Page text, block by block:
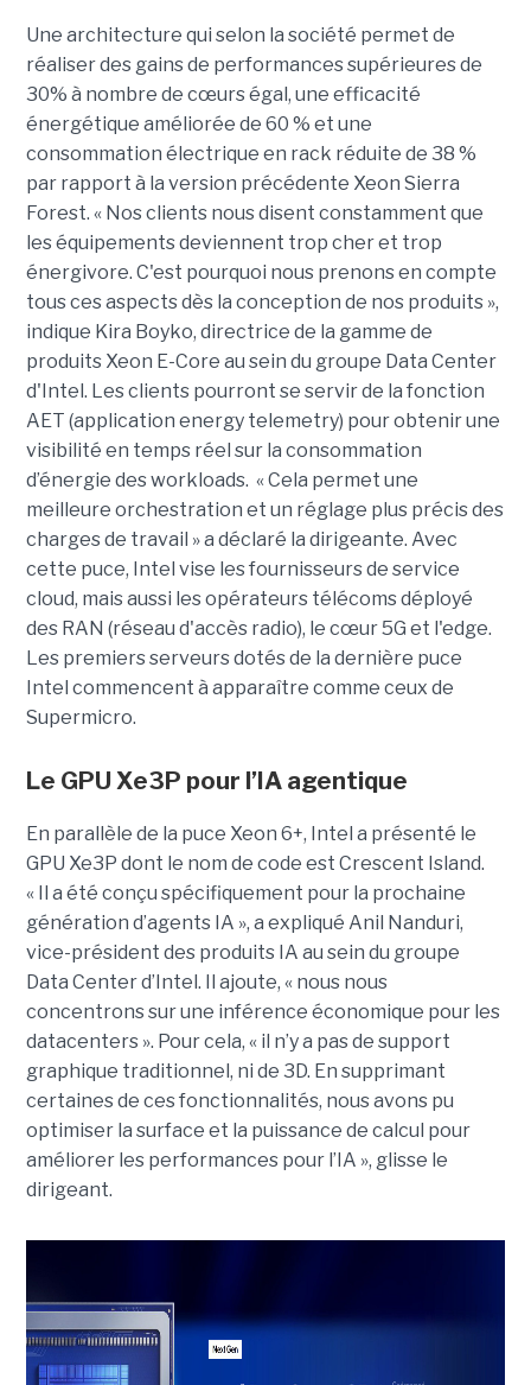
Une architecture qui selon la société permet de
réaliser des gains de performances supérieures de
30% à nombre de cœurs égal, une efficacité
énergétique améliorée de 60 % et une
consommation électrique en rack réduite de 38 %
par rapport à la version précédente Xeon Sierra
Forest. « Nos clients nous disent constamment que
les équipements deviennent trop cher et trop
énergivore. C'est pourquoi nous prenons en compte
tous ces aspects dès la conception de nos produits »,
indique Kira Boyko, directrice de la gamme de
produits Xeon E-Core au sein du groupe Data Center
d'Intel. Les clients pourront se servir de la fonction
AET (application energy telemetry) pour obtenir une
visibilité en temps réel sur la consommation
d’énergie des workloads. « Cela permet une
meilleure orchestration et un réglage plus précis des
charges de travail » a déclaré la dirigeante. Avec
cette puce, Intel vise les fournisseurs de service
cloud, mais aussi les opérateurs télécoms déployé
des RAN (réseau d'accès radio), le cœur 5G et l'edge.
Les premiers serveurs dotés de la dernière puce
Intel commencent à apparaître comme ceux de
Supermicro.
Le GPU Xe3P pour l’IA agentique
En parallèle de la puce Xeon 6+, Intel a présenté le
GPU Xe3P dont le nom de code est Crescent Island.
« Il a été conçu spécifiquement pour la prochaine
génération d’agents IA », a expliqué Anil Nanduri,
vice-président des produits IA au sein du groupe
Data Center d’Intel. Il ajoute, « nous nous
concentrons sur une inférence économique pour les
datacenters ». Pour cela, « il n’y a pas de support
graphique traditionnel, ni de 3D. En supprimant
certaines de ces fonctionnalités, nous avons pu
optimiser la surface et la puissance de calcul pour
améliorer les performances pour l’IA », glisse le
dirigeant.